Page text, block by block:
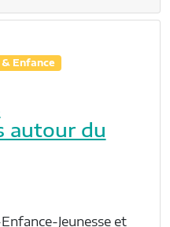
Enfance
autour du
Jeunesse et